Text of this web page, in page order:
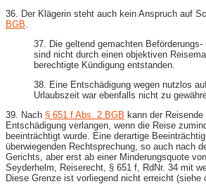
36. Der Klägerin steht auch kein Anspruch auf
BGB
37. Die geltend gemachten
sind nicht durch einen objektiven
berechtigte Kündigung entstanden.
38. Eine Entschädigung wegen nutzlos
Urlaubszeit war ebenfalls nicht zu
39. Nach § 651 f Abs. 2 BGB kann der
Entschädigung verlangen, wenn die Reise
beeinträchtigt wurde. Eine derartige
überwiegenden Rechtsprechung, so auch nach
Gerichts, aber erst ab einer Minderungsquote
Seyderhelm, Reiserecht, § 651 f, RdNr. 34 mit
Diese Grenze ist vorliegend nicht erreicht (siehe